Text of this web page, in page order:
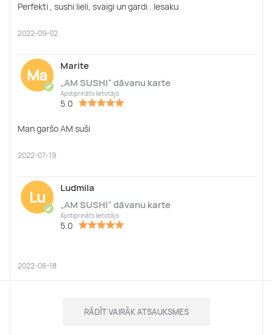
Perfekti , sushi lieli, svaigi un gardi . Iesaku
2022-09-02
Ma
✔
Marite
„AM SUSHI” dāvanu karte
Apstiprināts lietotājs
5.0
Man garšo AM suši
2022-07-19
Lu
✔
Ludmila
„AM SUSHI” dāvanu karte
Apstiprināts lietotājs
5.0
2022-06-18
RĀDĪT VAIRĀK ATSAUKSMES